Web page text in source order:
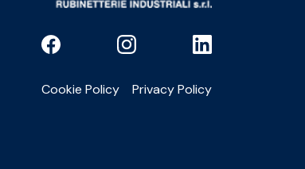
Cookie Policy Privacy Policy